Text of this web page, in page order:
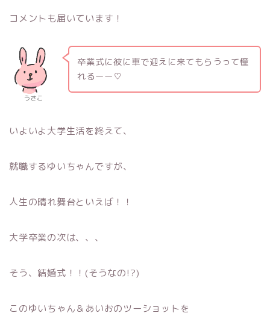
コメントも届いています！
うさこ
卒業式に彼に車で迎えに来てもらうって憧
れるーー♡
いよいよ大学生活を終えて、
就職するゆいちゃんですが、
人生の晴れ舞台といえば！！
大学卒業の次は、、、
そう、結婚式！！(そうなの!?)
このゆいちゃん＆あいおのツーショットを